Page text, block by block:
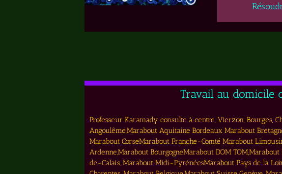
Travail au domicile
Professeur Karamady consulte à centre, Vierzon, Bourges,
Angoulême,Marabout Aquitaine Bordeaux Marabout
Marabout CorseMarabout Franche-Comté Marabout
Ardenne,Marabout BourgogneMarabout DOM
de-Calais, Marabout Midi-PyrénéesMarabout Pays de la